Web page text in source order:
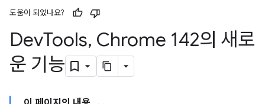
도움이 되었나요?
DevTools, Chrome 142의 새로
운 기능